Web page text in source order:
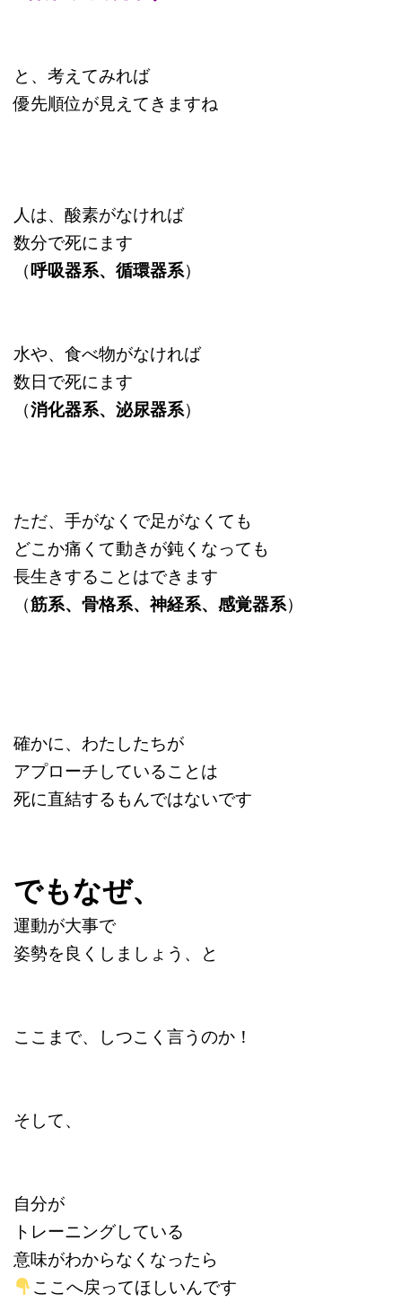
と、考えてみれば
優先順位が見えてきますね
人は、酸素がなければ
数分で死にます
（呼吸器系、循環器系）
水や、食べ物がなければ
数日で死にます
（消化器系、泌尿器系）
ただ、手がなくで足がなくても
どこか痛くて動きが鈍くなっても
長生きすることはできます
（筋系、骨格系、神経系、感覚器系）
確かに、わたしたちが
アプローチしていることは
死に直結するもんではないです
でもなぜ、
運動が大事で
姿勢を良くしましょう、と
ここまで、しつこく言うのか！
そして、
自分が
トレーニングしている
意味がわからなくなったら
ここへ戻ってほしいんです